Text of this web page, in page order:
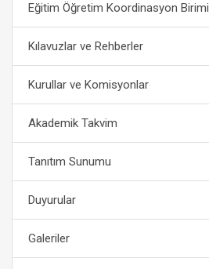
Eğitim Öğretim Koordinasyon Birimi
Kılavuzlar ve Rehberler
Kurullar ve Komisyonlar
Akademik Takvim
Tanıtım Sunumu
Duyurular
Galeriler